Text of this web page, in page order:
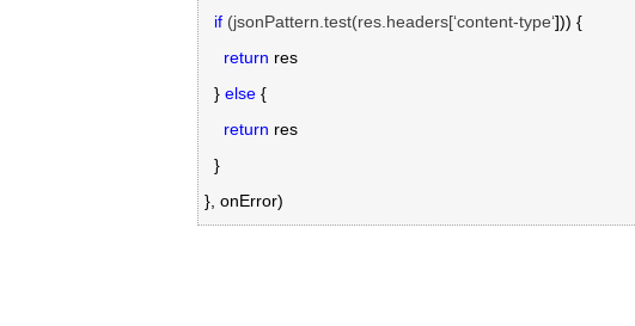
if (jsonPattern.test(res.headers[‘content-type‘])) {
return res
  }
else {
return res
}, onError)